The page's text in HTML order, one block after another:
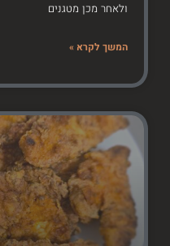
ולאחר מכן מטגנים
המשך לקרא »